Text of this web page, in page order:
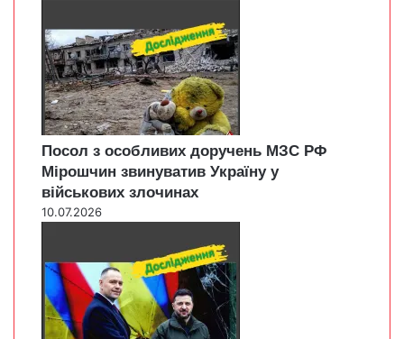
Посол з особливих доручень МЗС РФ
Мірошчин звинуватив Україну у
військових злочинах
10.07.2026